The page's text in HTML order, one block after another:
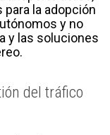
la adopción
y no
y las soluciones
del tráfico